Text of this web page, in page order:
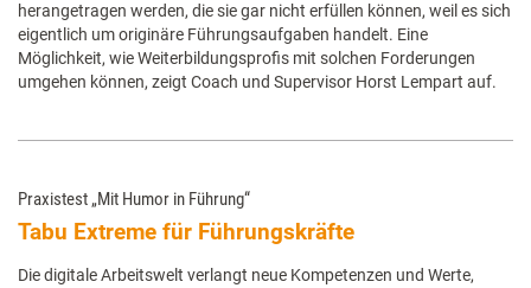
herangetragen werden, die sie gar nicht erfüllen können, weil es sich
eigentlich um originäre Führungsaufgaben handelt. Eine
Möglichkeit, wie Weiterbildungsprofis mit solchen Forderungen
umgehen können, zeigt Coach und Supervisor Horst Lempart auf.
Praxistest „Mit Humor in Führung“
Tabu Extreme für Führungskräfte
Die digitale Arbeitswelt verlangt neue Kompetenzen und Werte,